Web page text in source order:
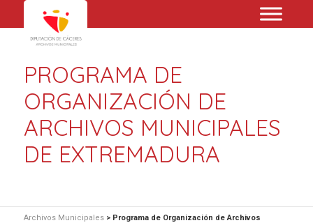
PROGRAMA DE
ORGANIZACIÓN DE
ARCHIVOS MUNICIPALES
DE EXTREMADURA
Archivos Municipales> Programa de Organización de Archivos